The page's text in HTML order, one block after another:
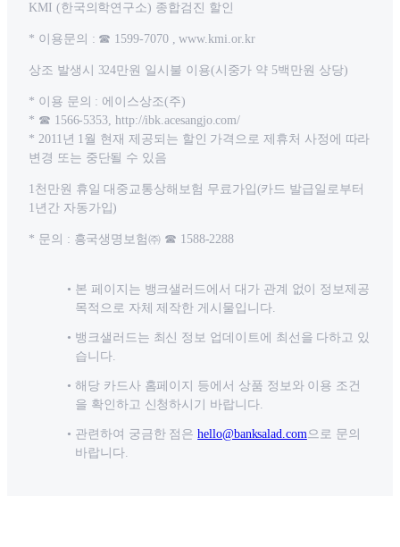
KMI (한국의학연구소) 종합검진 할인
* 이용문의 : ☎ 1599-7070 , www.kmi.or.kr
상조 발생시 324만원 일시불 이용(시중가 약 5백만원 상당)
* 이용 문의 : 에이스상조(주)
* ☎ 1566-5353, http://ibk.acesangjo.com/
* 2011년 1월 현재 제공되는 할인 가격으로 제휴처 사정에 따라
변경 또는 중단될 수 있음
1천만원 휴일 대중교통상해보험 무료가입(카드 발급일로부터
1년간 자동가입)
* 문의 : 흥국생명보험㈜ ☎ 1588-2288
본 페이지는 뱅크샐러드에서 대가 관계 없이 정보제공
목적으로 자체 제작한 게시물입니다.
뱅크샐러드는 최신 정보 업데이트에 최선을 다하고 있
습니다.
해당 카드사 홈페이지 등에서 상품 정보와 이용 조건
을 확인하고 신청하시기 바랍니다.
관련하여 궁금한 점은 hello@banksalad.com으로 문의
바랍니다.